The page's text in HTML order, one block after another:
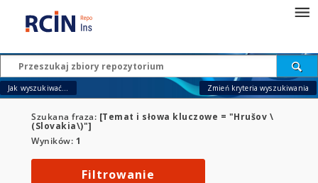
Jak wyszukiwać... Zmień kryteria wyszukiwania
Szukana fraza: [Temat i słowa kluczowe = "Hrušov \
(Slovakia\)"]
Wyników: 1
Filtrowanie